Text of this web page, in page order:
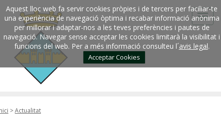
Aquest lloc web fa servir cookies pròpies i de tercers per faciliar-te
una experiència de navegació òptima i recabar informació anònima
per millorar i adaptar-nos a les teves preferències i pautes de
navegació. Navegar sense acceptar les cookies limitarà la visibilitat i
funcions del web. Per a més informació consulteu l´avis legal.
Acceptar Cookies
>Actualitat